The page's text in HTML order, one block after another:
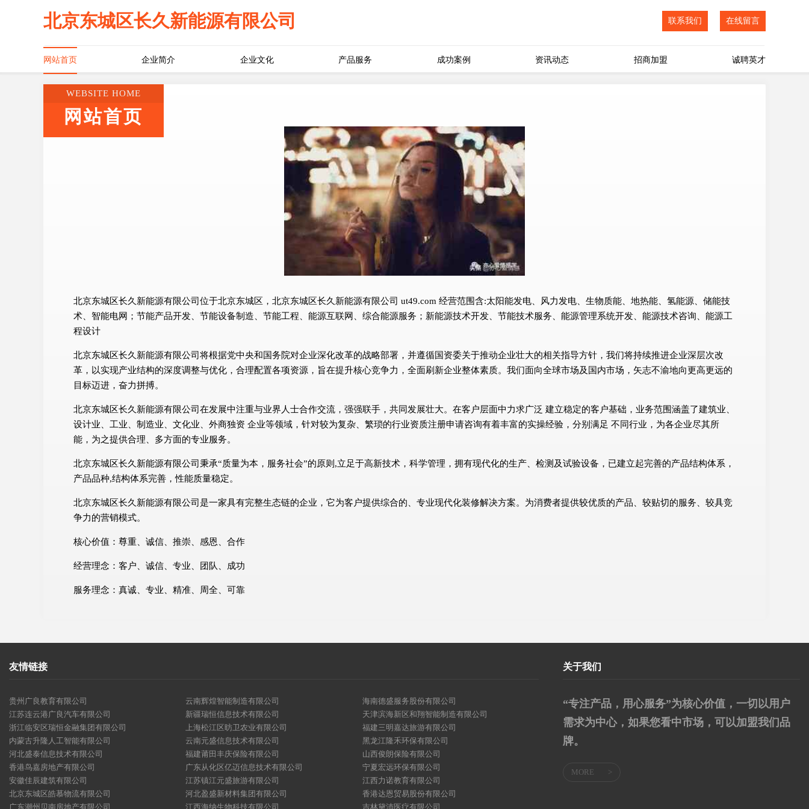
北京东城区长久新能源有限公司 联系我们 在线留言
网站首页 企业简介 企业文化 产品服务 成功案例 资讯动态 招商加盟 诚聘英才
WEBSITE HOME
网站首页
北京东城区长久新能源有限公司位于北京东城区，北京东城区长久新能源有限公司 ut49.com 经营范围含:太阳能发电、风力发电、生物质能、地热能、氢能源、储能技
术、智能电网；节能产品开发、节能设备制造、节能工程、能源互联网、综合能源服务；新能源技术开发、节能技术服务、能源管理系统开发、能源技术咨询、能源工
程设计
北京东城区长久新能源有限公司将根据党中央和国务院对企业深化改革的战略部署，并遵循国资委关于推动企业壮大的相关指导方针，我们将持续推进企业深层次改
革，以实现产业结构的深度调整与优化，合理配置各项资源，旨在提升核心竞争力，全面刷新企业整体素质。我们面向全球市场及国内市场，矢志不渝地向更高更远的
目标迈进，奋力拼搏。
北京东城区长久新能源有限公司在发展中注重与业界人士合作交流，强强联手，共同发展壮大。在客户层面中力求广泛 建立稳定的客户基础，业务范围涵盖了建筑业、
设计业、工业、制造业、文化业、外商独资 企业等领域，针对较为复杂、繁琐的行业资质注册申请咨询有着丰富的实操经验，分别满足 不同行业，为各企业尽其所
能，为之提供合理、多方面的专业服务。
北京东城区长久新能源有限公司秉承“质量为本，服务社会”的原则,立足于高新技术，科学管理，拥有现代化的生产、检测及试验设备，已建立起完善的产品结构体系，
产品品种,结构体系完善，性能质量稳定。
北京东城区长久新能源有限公司是一家具有完整生态链的企业，它为客户提供综合的、专业现代化装修解决方案。为消费者提供较优质的产品、较贴切的服务、较具竞
争力的营销模式。
核心价值：尊重、诚信、推崇、感恩、合作
经营理念：客户、诚信、专业、团队、成功
服务理念：真诚、专业、精准、周全、可靠
友情链接
贵州广良教育有限公司 云南辉煌智能制造有限公司
海南德盛服务股份有限公司
江苏连云港广良汽车有限公司
新疆瑞恒信息技术有限公司
天津滨海新区和翔智能制造有限公司
浙江临安区瑞恒金融集团有限公司
上海松江区昉卫农业有限公司
福建三明嘉达旅游有限公司
内蒙古升隆人工智能有限公司
云南元盛信息技术有限公司
黑龙江隆禾环保有限公司
河北盛泰信息技术有限公司
福建莆田丰庆保险有限公司
山西俊朗保险有限公司
香港鸟嘉房地产有限公司
广东从化区亿迈信息技术有限公司
宁夏宏远环保有限公司
安徽佳辰建筑有限公司
江苏镇江元盛旅游有限公司
江西力诺教育有限公司
北京东城区皓慕物流有限公司
河北盈盛新材料集团有限公司
香港达恩贸易股份有限公司
广东潮州贝南房地产有限公司
江西海纳生物科技有限公司 吉林黛沛医疗有限公司
关于我们
“专注产品，用心服务”为核心价值，一切以用户
需求为中心，如果您看中市场，可以加盟我们品
牌。
MORE >